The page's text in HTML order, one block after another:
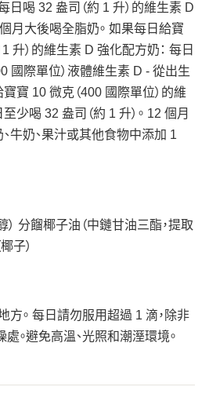
日喝 32 盎司（約 1 升）的維生素 D
月大後喝全脂奶。 如果每日給寶
升）的維生素 D 強化配方奶： 每日
國際單位）液體維生素 D - 從出生
寶 10 微克（400 國際單位）的維
少喝 32 盎司（約 1 升）。 12 個月
牛奶、果汁或其他食物中添加 1
） 分餾椰子油（中鏈甘油三酯，提取
子）
。 每日請勿服用超過 1 滴，除非
。避免高溫、光照和潮溼環境。